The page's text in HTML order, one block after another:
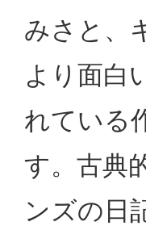
みさと、
より面白
れている
す。古典
ンズの日